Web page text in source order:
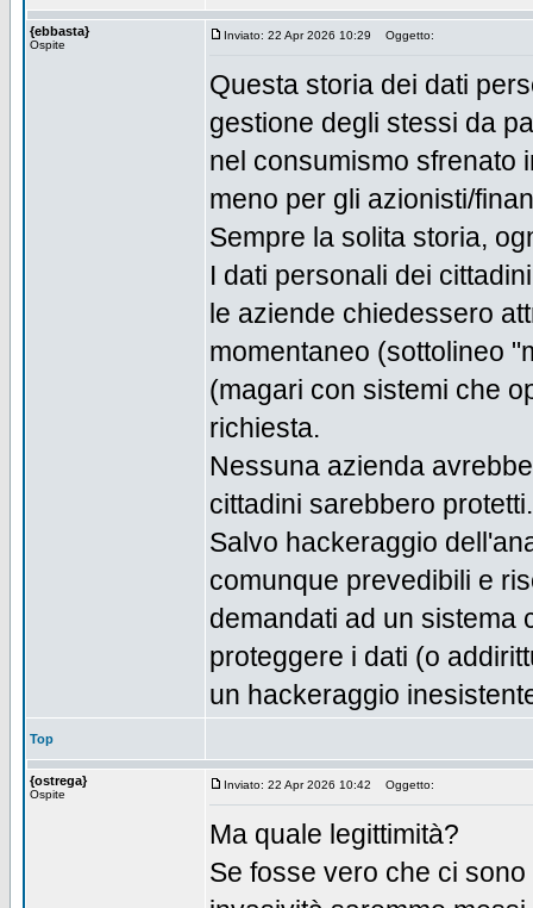
{ebbasta}
Ospite
Inviato: 22 Apr 2026 10:29 Oggetto:
Questa storia dei dati
gestione degli stessi da
nel consumismo sfrenato
meno per gli azionisti/
Sempre la solita storia,
I dati personali dei
le aziende chiedessero
momentaneo (sottolineo
(magari con sistemi che
richiesta.
Nessuna azienda
cittadini sarebbero protetti.
Salvo hackeraggio
comunque prevedibili e
demandati ad un sistema
proteggere i dati (o
un hackeraggio
Top
{ostrega}
Ospite
Inviato: 22 Apr 2026 10:42 Oggetto:
Ma quale legittimità?
Se fosse vero che ci